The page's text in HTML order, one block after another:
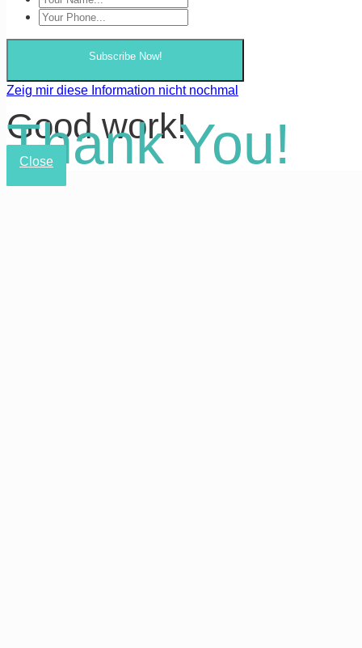
Subscribe Now!
Zeig mir diese Information nicht nochmal
Good work!
Thank You!
Close